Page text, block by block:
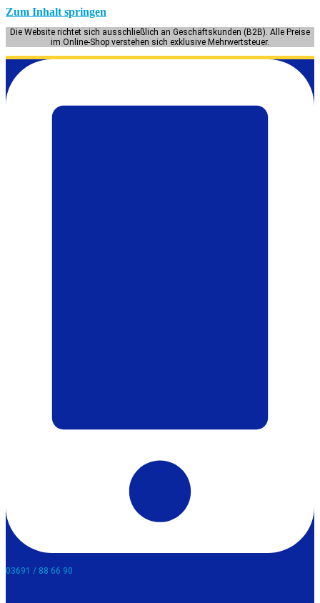
Zum Inhalt springen
Die Website richtet sich ausschließlich an Geschäftskunden (B2B). Alle Preise
im Online-Shop verstehen sich exklusive Mehrwertsteuer.
03691 / 88 66 90​